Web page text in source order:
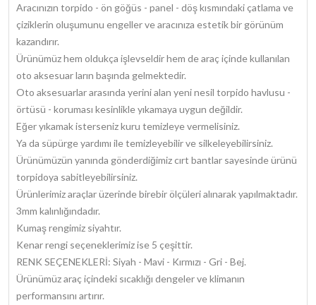
Aracınızın torpido - ön göğüs - panel - döş kısmındaki çatlama ve
çiziklerin oluşumunu engeller ve aracınıza estetik bir görünüm
kazandırır.
Ürünümüz hem oldukça işlevseldir hem de araç içinde kullanılan
oto aksesuar ların başında gelmektedir.
Oto aksesuarlar arasında yerini alan yeni nesil torpido havlusu -
örtüsü - koruması kesinlikle yıkamaya uygun değildir.
Eğer yıkamak isterseniz kuru temizleye vermelisiniz.
Ya da süpürge yardımı ile temizleyebilir ve silkeleyebilirsiniz.
Ürünümüzün yanında gönderdiğimiz cırt bantlar sayesinde ürünü
torpidoya sabitleyebilirsiniz.
Ürünlerimiz araçlar üzerinde birebir ölçüleri alınarak yapılmaktadır.
3mm kalınlığındadır.
Kumaş rengimiz siyahtır.
Kenar rengi seçeneklerimiz ise 5 çeşittir.
RENK SEÇENEKLERİ: Siyah - Mavi - Kırmızı - Gri - Bej.
Ürünümüz araç içindeki sıcaklığı dengeler ve klimanın
performansını artırır.